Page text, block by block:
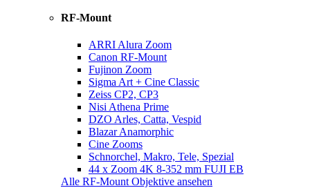
RF-Mount
ARRI Alura Zoom
Canon RF-Mount
Fujinon Zoom
Sigma Art + Cine Classic
Zeiss CP2, CP3
Nisi Athena Prime
DZO Arles, Catta, Vespid
Blazar Anamorphic
Cine Zooms
Schnorchel, Makro, Tele, Spezial
44 x Zoom 4K 8-352 mm FUJI EB
Alle RF-Mount Objektive ansehen